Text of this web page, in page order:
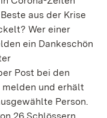
aus der Krise
Wer einer
ein Dankeschön
Post bei den
und erhält
Person.